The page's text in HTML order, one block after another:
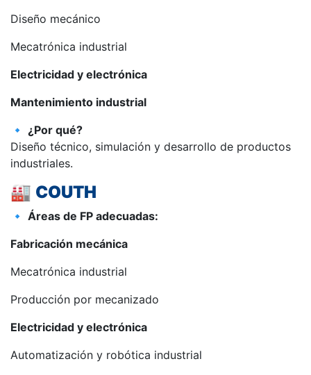
Diseño mecánico
Mecatrónica industrial
Electricidad y electrónica
Mantenimiento industrial
🔹 ¿Por qué?
Diseño técnico, simulación y desarrollo de productos
industriales.
🏭 COUTH
🔹 Áreas de FP adecuadas:
Fabricación mecánica
Mecatrónica industrial
Producción por mecanizado
Electricidad y electrónica
Automatización y robótica industrial